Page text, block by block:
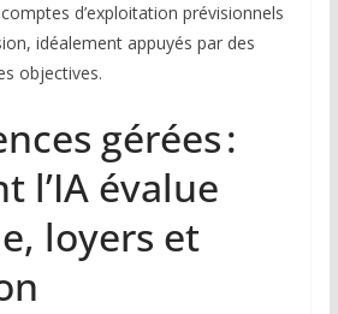
d’exploitation prévisionnels
idéalement appuyés par des
objectives.
gérées :
l’IA évalue
loyers et